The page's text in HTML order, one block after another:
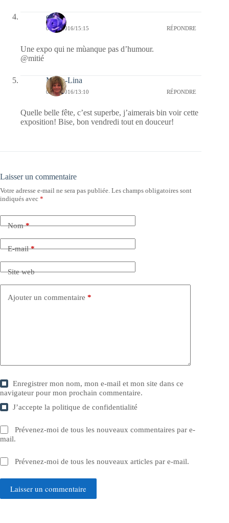
covix
04/11/2016/15:15 RÉPONDRE
Une expo qui ne mùanque pas d’humour.
@mitié
Maria-Lina
04/11/2016/13:10 RÉPONDRE
Quelle belle fête, c’est superbe, j’aimerais bin voir cette
exposition! Bise, bon vendredi tout en douceur!
Laisser un commentaire
Votre adresse e-mail ne sera pas publiée. Les champs obligatoires sont
indiqués avec *
Nom*
E-mail*
Site web
Ajouter un commentaire *
Enregistrer mon nom, mon e-mail et mon site dans ce
navigateur pour mon prochain commentaire.
J’accepte lapolitique de confidentialité
Prévenez-moi de tous les nouveaux commentaires par e-
mail.
Prévenez-moi de tous les nouveaux articles par e-mail.
Laisser un commentaire